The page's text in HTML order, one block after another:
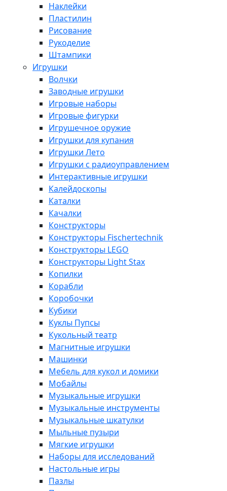
Наклейки
Пластилин
Рисование
Рукоделие
Штампики
Игрушки
Волчки
Заводные игрушки
Игровые наборы
Игровые фигурки
Игрушечное оружие
Игрушки для купания
Игрушки Лето
Игрушки с радиоуправлением
Интерактивные игрушки
Калейдоскопы
Каталки
Качалки
Конструкторы
Конструкторы Fisсhertechnik
Конструкторы LEGO
Конструкторы Light Stax
Копилки
Корабли
Коробочки
Кубики
Куклы Пупсы
Кукольный театр
Магнитные игрушки
Машинки
Мебель для кукол и домики
Мобайлы
Музыкальные игрушки
Музыкальные инструменты
Музыкальные шкатулки
Мыльные пузыри
Мягкие игрушки
Наборы для исследований
Настольные игры
Пазлы